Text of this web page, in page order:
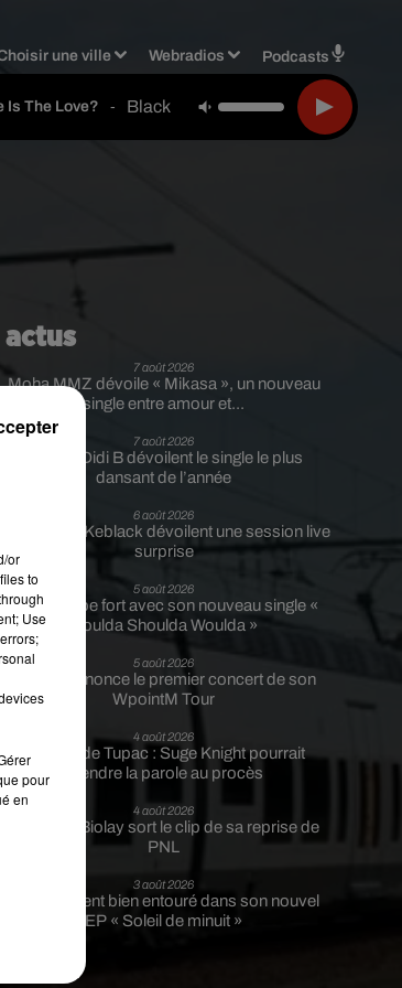
une ville Webradios Podcasts
Is The Love? - Black Eyed Peas
actus
7 août 2026
Moha MMZ dévoile « Mikasa », un nouveau
single entre amour et...
7 août 2026
Tayc et Didi B dévoilent le single le plus
dansant de l’année
6 août 2026
Franglish et Keblack dévoilent une session live
surprise
5 août 2026
Russ frappe fort avec son nouveau single «
Coulda Shoulda Woulda »
5 août 2026
Tiakola annonce le premier concert de son
WpointM Tour
4 août 2026
Meurtre de Tupac : Suge Knight pourrait
prendre la parole au procès
4 août 2026
Benjamin Biolay sort le clip de sa reprise de
PNL
3 août 2026
Rim’K revient bien entouré dans son nouvel
EP « Soleil de minuit »
or
to
Use
pour
en